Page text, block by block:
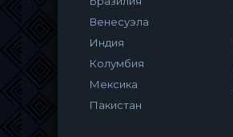
Венесуэла
Индия
Колумбия
Мексика
Пакистан